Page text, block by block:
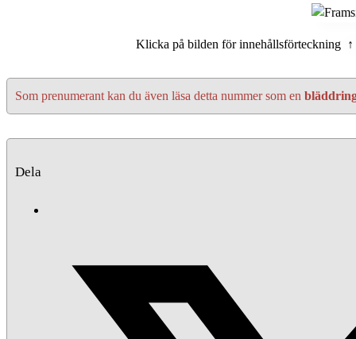
Klicka på bilden för innehållsförteckning ↑
Som prenumerant kan du även läsa detta nummer som en
Dela